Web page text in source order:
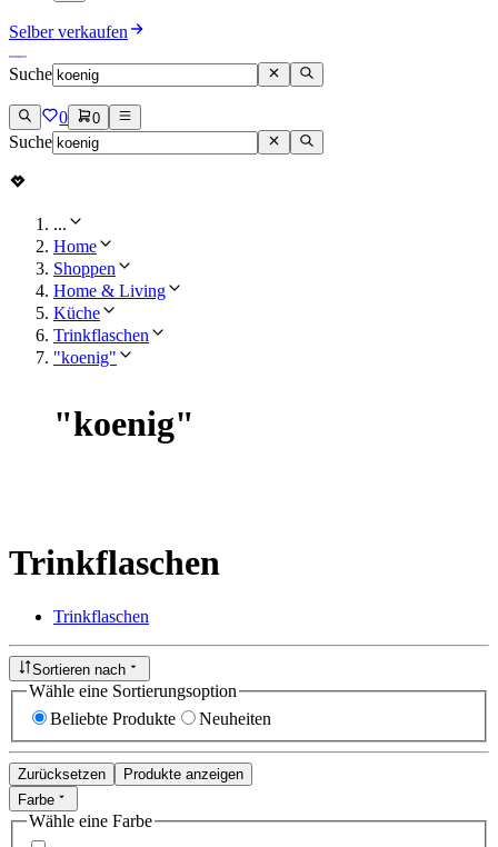
Selber verkaufen
Suche
0 0
Suche
...
Home
Shoppen
Home & Living
Küche
Trinkflaschen
"koenig"
"koenig"
Trinkflaschen
Trinkflaschen
Sortieren nach
Wähle eine Sortierungsoption
Beliebte Produkte
Neuheiten
Zurücksetzen
Produkte anzeigen
Farbe
Wähle eine Farbe